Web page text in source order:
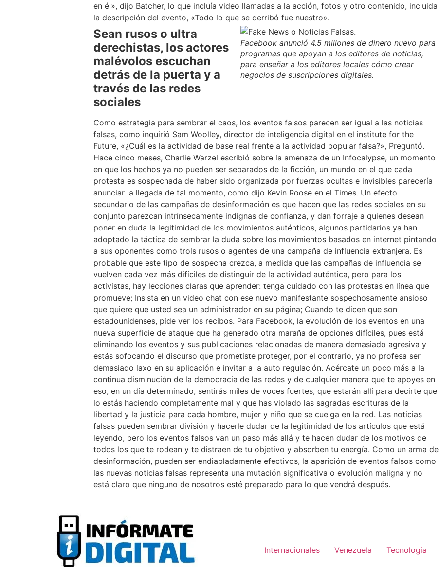
en él», dijo Batcher, lo que incluía video llamadas a la acción, fotos y otro contenido, incluida
la descripción del evento, «Todo lo que se derribó fue nuestro».
Facebook anunció 4.5 millones de dinero nuevo para
programas que apoyan a los editores de noticias,
para enseñar a los editores locales cómo crear
negocios de suscripciones digitales.
Sean rusos o ultra
derechistas, los actores
malévolos escuchan
detrás de la puerta y a
través de las redes
sociales
Como estrategia para sembrar el caos, los eventos falsos parecen ser igual a las noticias
falsas, como inquirió Sam Woolley, director de inteligencia digital en el institute for the
Future, «¿Cuál es la actividad de base real frente a la actividad popular falsa?», Preguntó.
Hace cinco meses, Charlie Warzel escribió sobre la amenaza de un Infocalypse, un momento
en que los hechos ya no pueden ser separados de la ficción, un mundo en el que cada
protesta es sospechada de haber sido organizada por fuerzas ocultas e invisibles parecería
anunciar la llegada de tal momento, como dijo Kevin Roose en el Times. Un efecto
secundario de las campañas de desinformación es que hacen que las redes sociales en su
conjunto parezcan intrínsecamente indignas de confianza, y dan forraje a quienes desean
poner en duda la legitimidad de los movimientos auténticos, algunos partidarios ya han
adoptado la táctica de sembrar la duda sobre los movimientos basados ​​en internet pintando
a sus oponentes como trols rusos o agentes de una campaña de influencia extranjera. Es
probable que este tipo de sospecha crezca, a medida que las campañas de influencia se
vuelven cada vez más difíciles de distinguir de la actividad auténtica, pero para los
activistas, hay lecciones claras que aprender: tenga cuidado con las protestas en línea que
promueve; Insista en un video chat con ese nuevo manifestante sospechosamente ansioso
que quiere que usted sea un administrador en su página; Cuando te dicen que son
estadounidenses, pide ver los recibos. Para Facebook, la evolución de los eventos en una
nueva superficie de ataque que ha generado otra maraña de opciones difíciles, pues está
eliminando los eventos y sus publicaciones relacionadas de manera demasiado agresiva y
estás sofocando el discurso que prometiste proteger, por el contrario, ya no profesa ser
demasiado laxo en su aplicación e invitar a la auto regulación. Acércate un poco más a la
continua disminución de la democracia de las redes y de cualquier manera que te apoyes en
eso, en un día determinado, sentirás miles de voces fuertes, que estarán allí para decirte que
lo estás haciendo completamente mal y que has violado las sagradas escrituras de la
libertad y la justicia para cada hombre, mujer y niño que se cuelga en la red. Las noticias
falsas pueden sembrar división y hacerle dudar de la legitimidad de los artículos que está
leyendo, pero los eventos falsos van un paso más allá y te hacen dudar de los motivos de
todos los que te rodean y te distraen de tu objetivo y absorben tu energía. Como un arma de
desinformación, pueden ser endiabladamente efectivos, la aparición de eventos falsos como
las nuevas noticias falsas representa una mutación significativa o evolución maligna y no
está claro que ninguno de nosotros esté preparado para lo que vendrá después.
Internacionales Venezuela Tecnologia